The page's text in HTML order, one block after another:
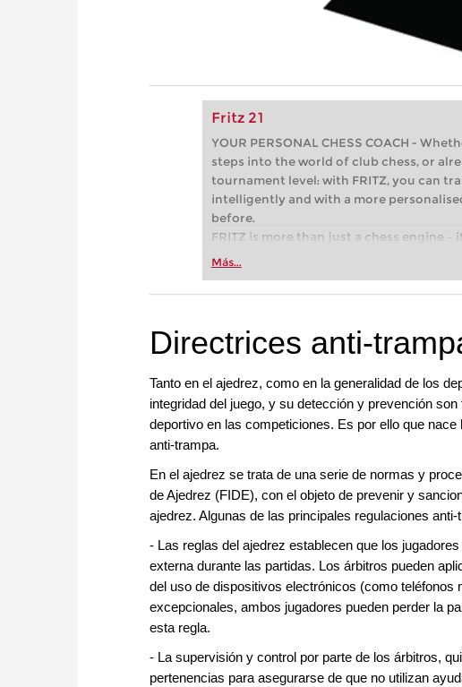
Fritz 21
YOUR PERSONAL CHESS COACH -
steps into the world of club chess, or
tournament level: with FRITZ, you can
intelligently and with a more
before.
FRITZ is more than just a chess engine
Whether you’re taking your first steps
more efficiently, intelligently and with a
Más...
Directrices anti-
Tanto en el ajedrez, como en la generalidad de los
integridad del juego, y su detección y prevención
deportivo en las competiciones. Es por ello que
anti-trampa.
En el ajedrez se trata de una serie de normas y
de Ajedrez (FIDE), con el objeto de prevenir y
ajedrez. Algunas de las principales regulaciones
- Las reglas del ajedrez establecen que los
externa durante las partidas. Los árbitros pueden
del uso de dispositivos electrónicos (como
excepcionales, ambos jugadores pueden perder la
esta regla.
- La supervisión y control por parte de los árbitros,
pertenencias para asegurarse de que no utilizan